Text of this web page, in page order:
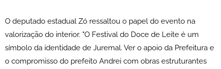
O deputado estadual Zó ressaltou o papel do evento na
valorização do interior. "O Festival do Doce de Leite é um
símbolo da identidade de Juremal. Ver o apoio da Prefeitura e
o compromisso do prefeito Andrei com obras estruturantes